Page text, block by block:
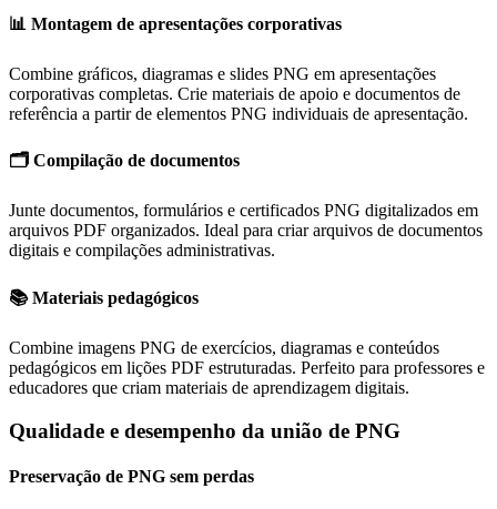
📊 Montagem de apresentações corporativas
Combine gráficos, diagramas e slides PNG em apresentações
corporativas completas. Crie materiais de apoio e documentos de
referência a partir de elementos PNG individuais de apresentação.
🗂️ Compilação de documentos
Junte documentos, formulários e certificados PNG digitalizados em
arquivos PDF organizados. Ideal para criar arquivos de documentos
digitais e compilações administrativas.
📚 Materiais pedagógicos
Combine imagens PNG de exercícios, diagramas e conteúdos
pedagógicos em lições PDF estruturadas. Perfeito para professores e
educadores que criam materiais de aprendizagem digitais.
Qualidade e desempenho da união de PNG
Preservação de PNG sem perdas